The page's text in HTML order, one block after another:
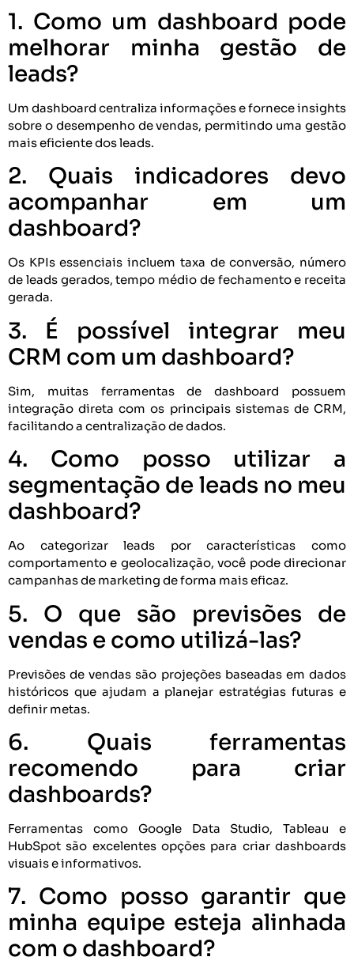
1. Como um dashboard pode
melhorar minha gestão de
leads?
Um dashboard centraliza informações e fornece insights
sobre o desempenho de vendas, permitindo uma gestão
mais eficiente dos leads.
2. Quais indicadores devo
acompanhar em um
dashboard?
Os KPIs essenciais incluem taxa de conversão, número
de leads gerados, tempo médio de fechamento e receita
gerada.
3. É possível integrar meu
CRM com um dashboard?
Sim, muitas ferramentas de dashboard possuem
integração direta com os principais sistemas de CRM,
facilitando a centralização de dados.
4. Como posso utilizar a
segmentação de leads no meu
dashboard?
Ao categorizar leads por características como
comportamento e geolocalização, você pode direcionar
campanhas de marketing de forma mais eficaz.
5. O que são previsões de
vendas e como utilizá-las?
Previsões de vendas são projeções baseadas em dados
históricos que ajudam a planejar estratégias futuras e
definir metas.
6. Quais ferramentas
recomendo para criar
dashboards?
Ferramentas como Google Data Studio, Tableau e
HubSpot são excelentes opções para criar dashboards
visuais e informativos.
7. Como posso garantir que
minha equipe esteja alinhada
com o dashboard?